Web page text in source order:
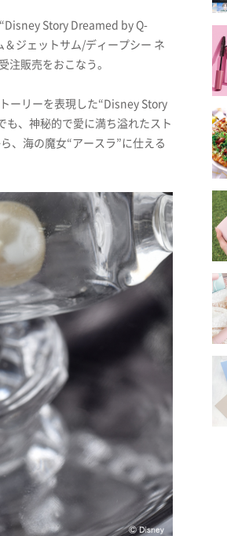
Story Dreamed by Q-
ジェットサム/ディープシー ネ
販売をおこなう。
ーリーを表現した“Disney Story
、神秘的で愛に満ち溢れたスト
、海の魔女“アースラ”に仕える